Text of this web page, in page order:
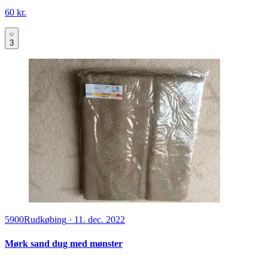
60 kr.
3
5900Rudkøbing · 11. dec. 2022
Mørk sand dug med mønster